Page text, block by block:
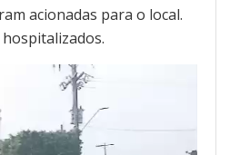
acionadas para o local.